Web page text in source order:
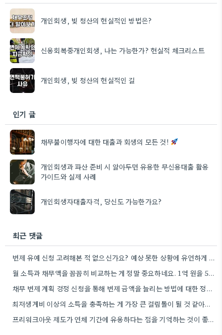
개인회생, 빚 청산의 현실적인 방법은?
신용회복중개인회생, 나는 가능한가? 현실적 체크리스트
개인회생, 빚 청산의 현실적인 길
인기 글
채무불이행자에 대한 대출과 회생의 모든 것!
개인회생과 파산 준비 시 알아두면 유용한 무신용대출 활용
가이드와 실제 사례
개인회생자대출자격, 당신도 가능한가요?
최근 댓글
변제 유예 신청 고려해본 적 없으신가요? 예상 못한 상황에 유연하게 대처하는 방법이 될 수 있을…
월 소득과 채무액을 꼼꼼히 비교하는 게 정말 중요하네요. 1억 원을 5년 안에 갚는 게 현실적으로…
채무 변제 계획 경정 신청을 통해 변제 금액을 늘리는 방법에 대한 정보 감사합니다. 소득 변화에…
최저생계비 이상의 소득을 충족하는 게 가장 큰 걸림돌이 될 것 같아요. 제가 비슷한 상황이었던 지인도…
프리워크아웃 제도가 연체 기간에 유용하다는 점을 기억하는 것이 좋겠네요. 저는 실제로 3개월 이내에 문제가 시작된…